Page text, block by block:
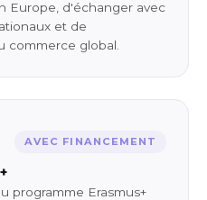
Europe, d'échanger avec
et de
commerce global.
AVEC FINANCEMENT
programme Erasmus+